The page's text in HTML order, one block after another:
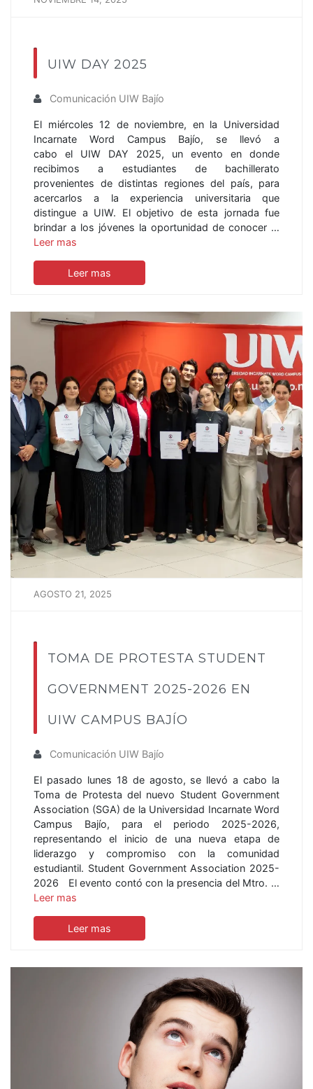
UIW DAY 2025
Comunicación UIW Bajío
El miércoles 12 de noviembre, en la Universidad
Incarnate Word Campus Bajío, se llevó a
cabo el UIW DAY 2025, un evento en donde
recibimos a estudiantes de bachillerato
provenientes de distintas regiones del país, para
acercarlos a la experiencia universitaria que
distingue a UIW. El objetivo de esta jornada fue
brindar a los jóvenes la oportunidad de conocer …
Leer mas
Leer mas
AGOSTO 21, 2025
TOMA DE PROTESTA STUDENT
GOVERNMENT 2025-2026 EN
UIW CAMPUS BAJÍO
Comunicación UIW Bajío
El pasado lunes 18 de agosto, se llevó a cabo la
Toma de Protesta del nuevo Student Government
Association (SGA) de la Universidad Incarnate Word
Campus Bajío, para el periodo 2025-2026,
representando el inicio de una nueva etapa de
liderazgo y compromiso con la comunidad
estudiantil. Student Government Association 2025-
2026 El evento contó con la presencia del Mtro. …
Leer mas
Leer mas